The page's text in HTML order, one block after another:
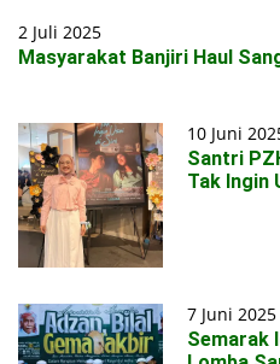
2 Juli 2025
Masyarakat Banjiri Haul
10 Juni
Santri
Tak Ingin
7 Juni 2025
Semarak